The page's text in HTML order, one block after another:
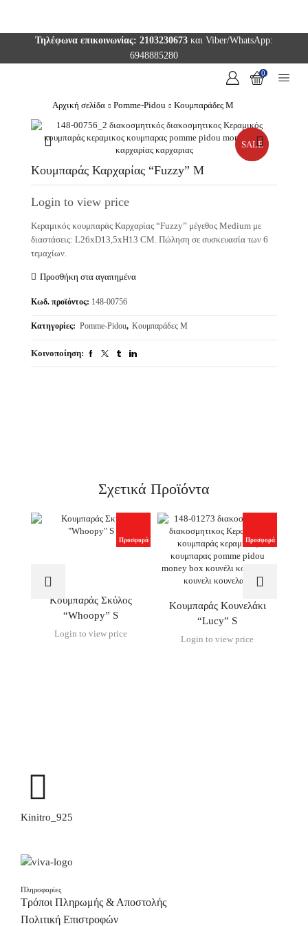
Τηλέφωνα επικοινωνίας: 2103230673 και Viber/WhatsApp:
6948885280
0
Αρχική σελίδα Pomme-Pidou Κουμπαράδες M
SALE
Κουμπαράς Καρχαρίας “Fuzzy” M
Login to view price
Κεραμικός κουμπαράς Καρχαρίας “Fuzzy” μέγεθος Medium με
διαστάσεις: L26xD13,5xH13 CM. Πώληση σε συσκευασία των 6
τεμαχίων.
Προσθήκη στα αγαπημένα
Κωδ. προϊόντος: 148-00756
Κατηγορίες: Pomme-Pidou, Κουμπαράδες M
Κοινοποίηση:
Σχετικά Προϊόντα
Προσφορά
Κουμπαράς Σκύλος
“Whoopy” S
Login to view price
Προσφορά
Κουμπαράς Κουνελάκι
“Lucy” S
Login to view price
Kinitro_925
Πληροφορίες
Τρόποι Πληρωμής & Αποστολής
Πολιτική Επιστροφών